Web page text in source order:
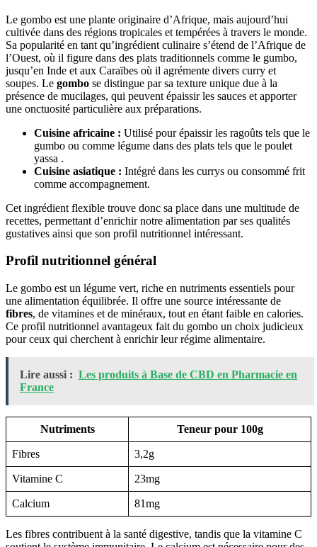
Le gombo est une plante originaire d’Afrique, mais aujourd’hui
cultivée dans des régions tropicales et tempérées à travers le monde.
Sa popularité en tant qu’ingrédient culinaire s’étend de l’Afrique de
l’Ouest, où il figure dans des plats traditionnels comme le gumbo,
jusqu’en Inde et aux Caraïbes où il agrémente divers curry et
soupes. Le gombo se distingue par sa texture unique due à la
présence de mucilages, qui peuvent épaissir les sauces et apporter
une onctuosité particulière aux préparations.
Cuisine africaine : Utilisé pour épaissir les ragoûts tels que le
gumbo ou comme légume dans des plats tels que le poulet
yassa .
Cuisine asiatique : Intégré dans les currys ou consommé frit
comme accompagnement.
Cet ingrédient flexible trouve donc sa place dans une multitude de
recettes, permettant d’enrichir notre alimentation par ses qualités
gustatives ainsi que son profil nutritionnel intéressant.
Profil nutritionnel général
Le gombo est un légume vert, riche en nutriments essentiels pour
une alimentation équilibrée. Il offre une source intéressante de
fibres, de vitamines et de minéraux, tout en étant faible en calories.
Ce profil nutritionnel avantageux fait du gombo un choix judicieux
pour ceux qui cherchent à enrichir leur régime alimentaire.
Lire aussi : Les produits à Base de CBD en Pharmacie en
France
Nutriments Teneur pour 100g
Fibres 3,2g
Vitamine C 23mg
Calcium 81mg
Les fibres contribuent à la santé digestive, tandis que la vitamine C